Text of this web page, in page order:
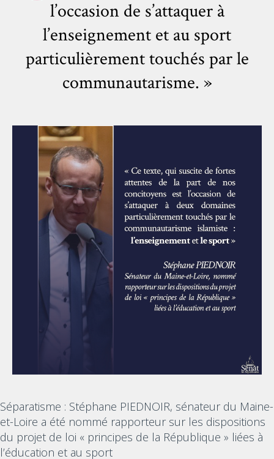
l’occasion de s’attaquer à
l’enseignement et au sport
particulièrement touchés par le
communautarisme. »
Séparatisme : Stéphane PIEDNOIR, sénateur du Maine-
et-Loire a été nommé rapporteur sur les dispositions
du projet de loi « principes de la République » liées à
l’éducation et au sport